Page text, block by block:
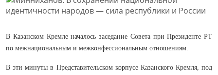
В Казанском Кремле началось заседание Совета при Президенте РТ
по межнациональным и межконфессиональным отношениям.
В эти минуты в Представительском корпусе Казанского Кремля, под